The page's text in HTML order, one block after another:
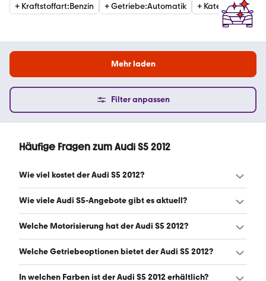
+ Kraftstoffart:Benzin +Getriebe:Automatik + Kategorie:
Mehr laden
Filter anpassen
Häufige Fragen zum Audi S5 2012
Wie viel kostet der Audi S5 2012?
Ein guter Preis für einen Audi S5 2012 liegt zwischen 16.375
Wie viele Audi S5-Angebote gibt es aktuell?
Es gibt insgesamt 30 Audi S5 bei mobile.de, davon 30
Welche Motorisierung hat der Audi S5 2012?
Der Audi S5 2012 hat Leistungen zwischen 333 und 398
Welche Getriebeoptionen bietet der Audi S5 2012?
Der Audi S5 2012 ist mit automatischem Getriebe
In welchen Farben ist der Audi S5 2012 erhältlich?